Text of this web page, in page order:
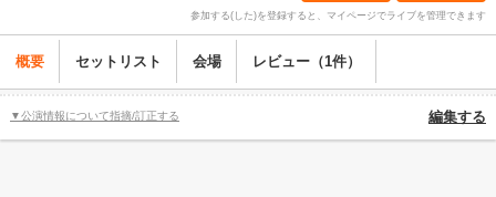
参加する(した)を登録すると、マイページでライブを管理できます
概要 セットリスト 会場 レビュー（1件）
▼公演情報について指摘/訂正する 編集する